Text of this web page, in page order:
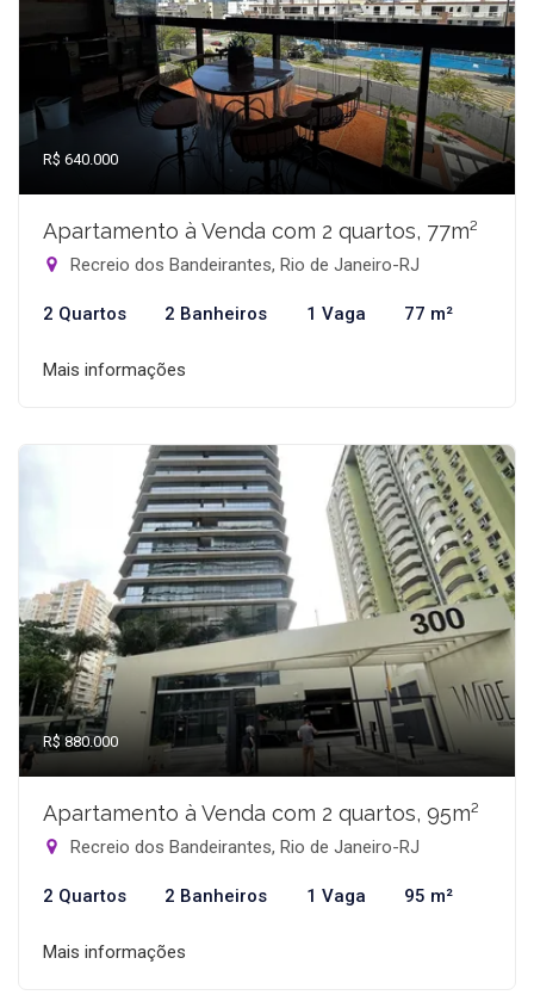
R$ 640.000
Apartamento à Venda com 2 quartos, 77m²
Recreio dos Bandeirantes, Rio de Janeiro-RJ
2 Quartos 2 Banheiros 1 Vaga 77 m²
Mais informações
R$ 880.000
Apartamento à Venda com 2 quartos, 95m²
Recreio dos Bandeirantes, Rio de Janeiro-RJ
2 Quartos 2 Banheiros 1 Vaga 95 m²
Mais informações